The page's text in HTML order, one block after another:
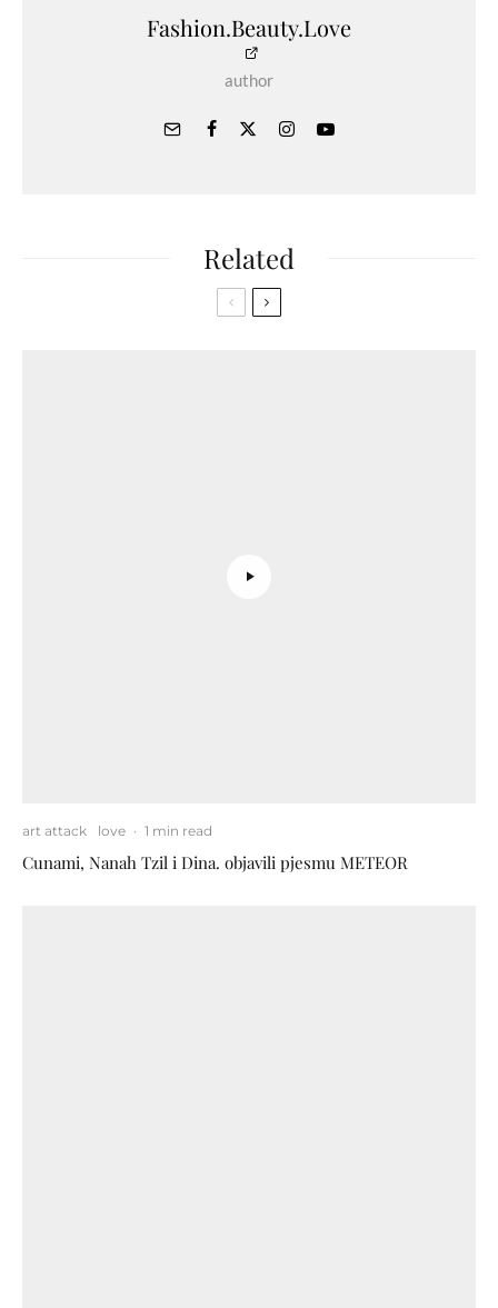
Fashion.Beauty.Love
author
Related
art attack love · 1 min read
Cunami, Nanah Tzil i Dina. objavili pjesmu METEOR